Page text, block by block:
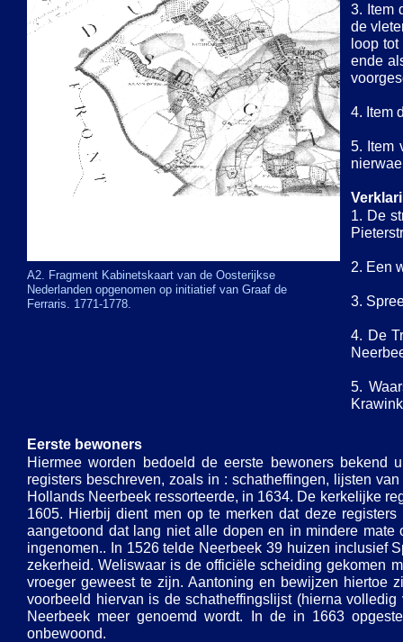
3. Item
de
loop
ende
4. Item
5. Item
1. De
2. Een
3.
4. De
5.
Eerste bewoners
Hiermee worden bedoeld de eerste bewoners bekend
registers beschreven, zoals in : schatheffingen, lijsten
Hollands Neerbeek ressorteerde, in 1634. De kerkelijke
1605. Hierbij dient men op te merken dat deze
aangetoond dat lang niet alle dopen en in mindere
ingenomen.. In 1526 telde Neerbeek 39 huizen inclusief
zekerheid. Weliswaar is de officiële scheiding gekomen
vroeger geweest te zijn. Aantoning en bewijzen hiertoe
voorbeeld hiervan is de schatheffingslijst (hierna
Neerbeek meer genoemd wordt. In de in 1663
onbewoond.
A2. Fragment Kabinetskaart van de Oosterijkse
Nederlanden opgenomen op initiatief van Graaf de
Ferraris. 1771-1778.